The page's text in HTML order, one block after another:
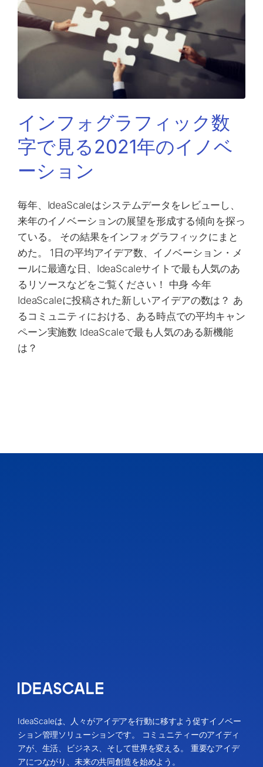
インフォグラフィック数
字で見る2021年のイノベ
ーション
毎年、IdeaScaleはシステムデータをレビューし、
来年のイノベーションの展望を形成する傾向を探っ
ている。 その結果をインフォグラフィックにまと
めた。 1日の平均アイデア数、イノベーション・メ
ールに最適な日、IdeaScaleサイトで最も人気のあ
るリソースなどをご覧ください！ 中身 今年
IdeaScaleに投稿された新しいアイデアの数は？ あ
るコミュニティにおける、ある時点での平均キャン
ペーン実施数 IdeaScaleで最も人気のある新機能
は？
IdeaScaleは、人々がアイデアを行動に移すよう促すイノベー
ション管理ソリューションです。 コミュニティーのアイディ
アが、生活、ビジネス、そして世界を変える。 重要なアイデ
アにつながり、未来の共同創造を始めよう。